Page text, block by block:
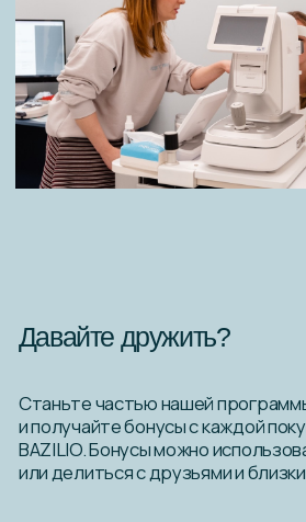
BAZILIO
Политика конфиденциальности
Разработка сайта